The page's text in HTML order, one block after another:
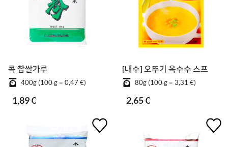
콕 찹쌀가루
400g (100 g = 0,47 €)
1,89 €
[내수] 오뚜기 옥수수 스프
80g (100 g = 3,31 €)
2,65 €